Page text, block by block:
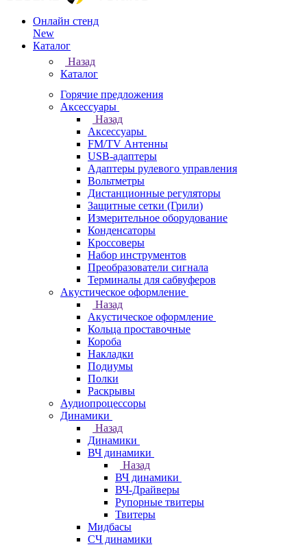
Онлайн стенд
New
Каталог
Назад
Каталог
Горячие предложения
Аксессуары
Назад
Аксессуары
FM/TV Антенны
USB-адаптеры
Адаптеры рулевого управления
Вольтметры
Дистанционные регуляторы
Защитные сетки (Грили)
Измерительное оборудование
Конденсаторы
Кроссоверы
Набор инструментов
Преобразователи сигнала
Терминалы для сабвуферов
Акустическое оформление
Назад
Акустическое оформление
Кольца проставочные
Короба
Накладки
Подиумы
Полки
Раскрывы
Аудиопроцессоры
Динамики
Назад
Динамики
ВЧ динамики
Назад
ВЧ динамики
ВЧ-Драйверы
Рупорные твитеры
Твитеры
Мидбасы
СЧ динамики